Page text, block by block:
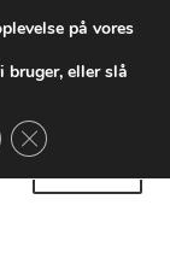
på vores
bruger, eller slå
Close GDPR